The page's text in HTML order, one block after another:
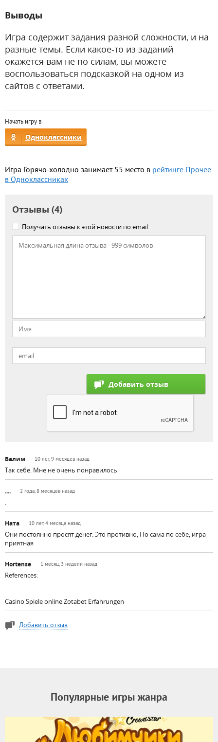
Выводы
Игра содержит задания разной сложности, и на
разные темы. Если какое-то из заданий
окажется вам не по силам, вы можете
воспользоваться подсказкой на одном из
сайтов с ответами.
Начать игру в
Одноклассники
Игра Горячо-холодно занимает 55 место в рейтинге Прочее
в Одноклассниках
Отзывы (4)
Получать отзывы к этой новости по email
Валим 10 лет, 9 месяцев назад
Так себе. Мне не очень понравилось
.... 2 года, 8 месяцев назад
.
Ната 10 лет, 4 месяца назад
Они постоянно просят денег. Это противно, Но сама по себе, игра
приятная
Hortense 1 месяц, 3 недели назад
References:
Casino Spiele online Zotabet Erfahrungen
Добавить отзыв
Популярные игры жанра